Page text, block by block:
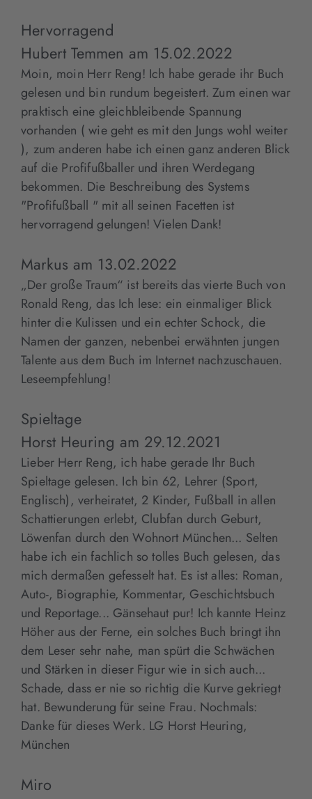
Hervorragend
Hubert Temmen am 15.02.2022
Moin, moin Herr Reng! Ich habe gerade ihr Buch
gelesen und bin rundum begeistert. Zum einen war
praktisch eine gleichbleibende Spannung
vorhanden ( wie geht es mit den Jungs wohl weiter
), zum anderen habe ich einen ganz anderen Blick
auf die Profifußballer und ihren Werdegang
bekommen. Die Beschreibung des Systems
"Profifußball " mit all seinen Facetten ist
hervorragend gelungen! Vielen Dank!
Markus am 13.02.2022
„Der große Traum“ ist bereits das vierte Buch von
Ronald Reng, das Ich lese: ein einmaliger Blick
hinter die Kulissen und ein echter Schock, die
Namen der ganzen, nebenbei erwähnten jungen
Talente aus dem Buch im Internet nachzuschauen.
Leseempfehlung!
Spieltage
Horst Heuring am 29.12.2021
Lieber Herr Reng, ich habe gerade Ihr Buch
Spieltage gelesen. Ich bin 62, Lehrer (Sport,
Englisch), verheiratet, 2 Kinder, Fußball in allen
Schattierungen erlebt, Clubfan durch Geburt,
Löwenfan durch den Wohnort München... Selten
habe ich ein fachlich so tolles Buch gelesen, das
mich dermaßen gefesselt hat. Es ist alles: Roman,
Auto-, Biographie, Kommentar, Geschichtsbuch
und Reportage... Gänsehaut pur! Ich kannte Heinz
Höher aus der Ferne, ein solches Buch bringt ihn
dem Leser sehr nahe, man spürt die Schwächen
und Stärken in dieser Figur wie in sich auch...
Schade, dass er nie so richtig die Kurve gekriegt
hat. Bewunderung für seine Frau. Nochmals:
Danke für dieses Werk. LG Horst Heuring,
München
Miro